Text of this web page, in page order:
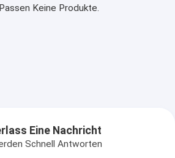
Keine Produkte.
Eine Nachricht
Schnell Antworten